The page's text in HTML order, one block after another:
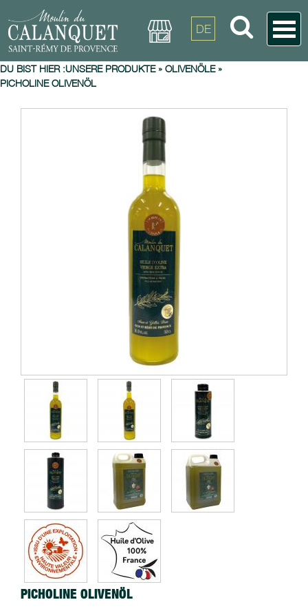
DE
DU BIST HIER :UNSERE PRODUKTE» OLIVENÖLE»
PICHOLINE OLIVENÖL
PICHOLINE OLIVENÖL